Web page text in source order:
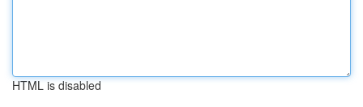
HTML is disabled